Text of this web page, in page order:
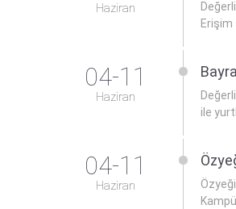
Haziran
Erişim
04-11
Haziran
ile
04-11
Haziran